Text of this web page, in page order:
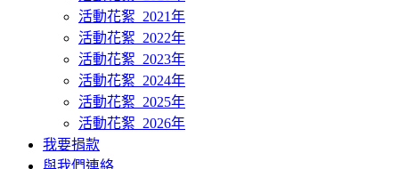
活動花絮_2021年
活動花絮_2022年
活動花絮_2023年
活動花絮_2024年
活動花絮_2025年
活動花絮_2026年
我要捐款
與我們連絡